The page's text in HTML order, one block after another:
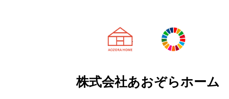
天理市の注文
株式会社あおぞらホーム